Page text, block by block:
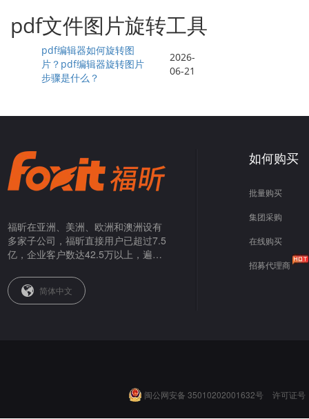
pdf文件图片旋转工具
pdf编辑器如何旋转图
片？pdf编辑器旋转图片
步骤是什么？
2026-
06-21
福昕在亚洲、美洲、欧洲和澳洲设有
多家子公司，福昕直接用户已超过7.5
亿，企业客户数达42.5万以上，遍布
简体中文
如何购买
批量购买
集团采购
在线购买
招募代理商
闽公网安备 35010202001632号 许可证号